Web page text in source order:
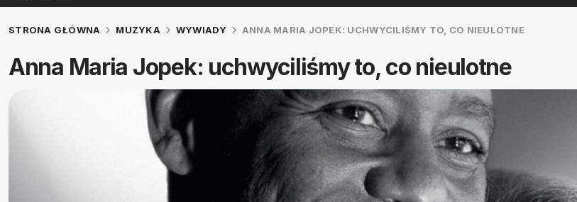
STRONA GŁÓWNA MUZYKA WYWIADY ANNA MARIA JOPEK: UCHWYCILIŚMY TO, CO NIEULOTNE
Anna Maria Jopek: uchwyciliśmy to, co nieulotne